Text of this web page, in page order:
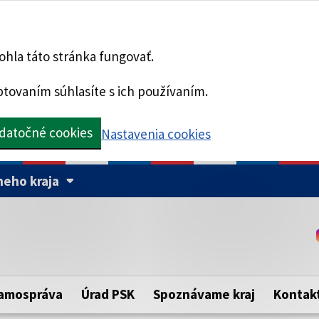
táto stránka fungovať.
súhlasíte s ich používaním.
cookies Nastavenia cookies
kraja
zabezpečenú webovú
https:// pred názvom
Úrad PSK Spoznávame kraj